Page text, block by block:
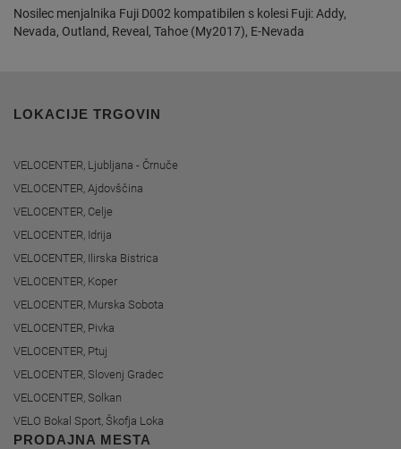
Nosilec menjalnika Fuji D002 kompatibilen s kolesi Fuji: Addy,
Nevada, Outland, Reveal, Tahoe (My2017), E-Nevada
LOKACIJE TRGOVIN
VELOCENTER, Ljubljana - Črnuče
VELOCENTER, Ajdovščina
VELOCENTER, Celje
VELOCENTER, Idrija
VELOCENTER, Ilirska Bistrica
VELOCENTER, Koper
VELOCENTER, Murska Sobota
VELOCENTER, Pivka
VELOCENTER, Ptuj
VELOCENTER, Slovenj Gradec
VELOCENTER, Solkan
VELO Bokal Sport, Škofja Loka
PRODAJNA MESTA